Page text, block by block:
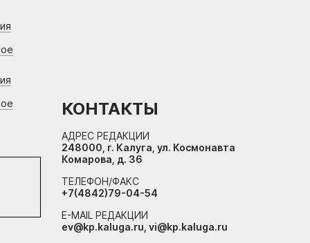
КОНТАКТЫ
АДРЕС РЕДАКЦИИ
248000, г. Калуга, ул. Космонавта
Комарова, д. 36
ТЕЛЕФОН/ФАКС
+7(4842)79-04-54
E-MAIL РЕДАКЦИИ
ev@kp.kaluga.ru, vi@kp.kaluga.ru